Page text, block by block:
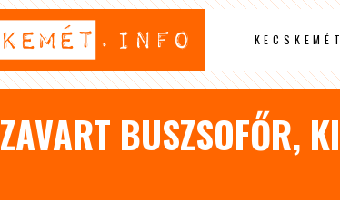
KECSKEMÉT
ZAVART BUSZSOFŐR,